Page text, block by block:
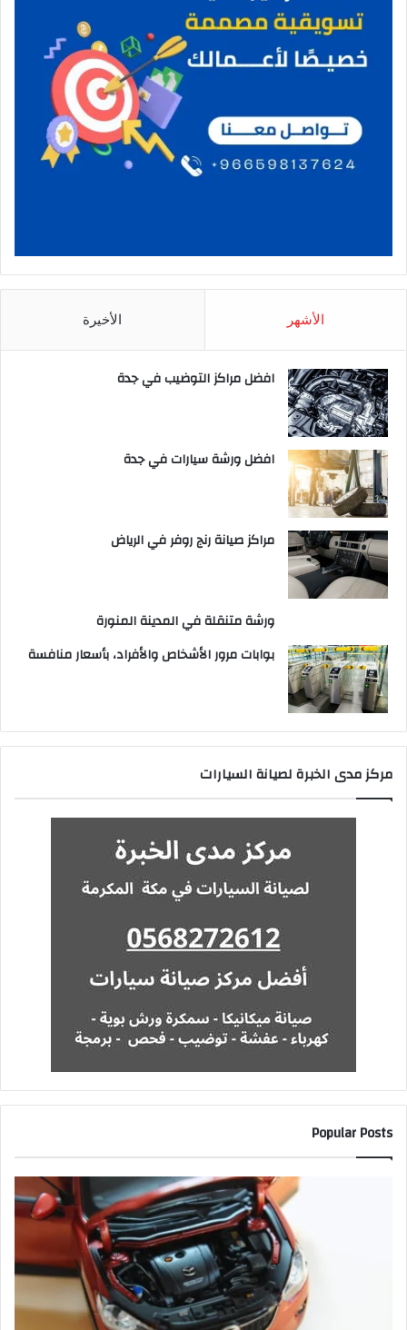
الأشهر الأخيرة
افضل مراكز التوضيب في جدة
افضل ورشة سيارات في جدة
مراكز صيانة رنج روفر في الرياض
ورشة متنقلة في المدينة المنورة
بوابات مرور الأشخاص والأفراد، بأسعار منافسة
مركز مدى الخبرة لصيانة السيارات
Popular Posts